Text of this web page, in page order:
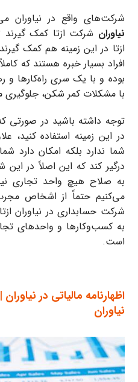
شرکت‌های واقع در نیاوران
نیاوران شرکت ازتا کمک
ازتا در این زمینه هم کمک
افراد بسیار خبره هستند که
بوده و با یک سری راه‌کارها و
با مشکلات کمر شکن، جلوگیری
توجه داشته باشید در صورتی
در این زمینه استفاده کنید،
شما ندارد بلکه امکان دارد
درگیر کند که این اصلاً در
به صلاح هیچ واحد تجاری
می‌کنیم حتماً از اشخاص
شرکت حسابداری در نیاوران
به کسب‌وکارها و واحدهای
است.
اظهارنامه مالیاتی در
نیاوران